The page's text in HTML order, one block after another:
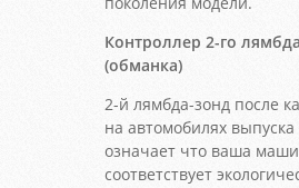
Контроллер 2-го
(обманка)
2-й лямбда-зонд после
на автомобилях выпуска
означает что ваша
соответствует